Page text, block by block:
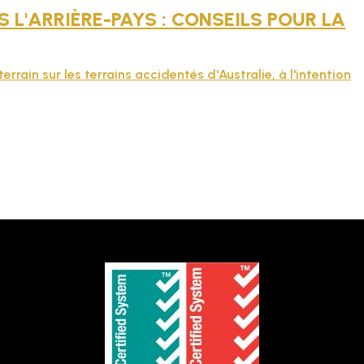
L'ARRIÈRE-PAYS : CONSEILS POUR LA
sur les terrains accidentés d'Australie, à l'intention